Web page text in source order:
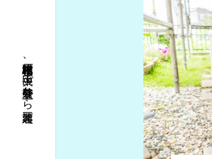
相模原市緑区、中央区で外壁塗装なら三河装建